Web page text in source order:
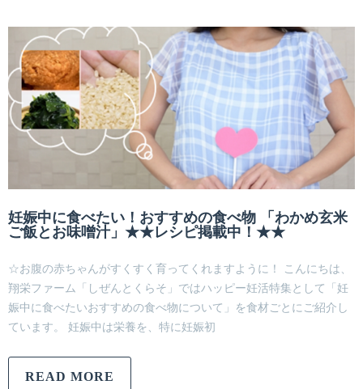
妊娠中に食べたい！おすすめの食べ物 「わかめ玄米
ご飯とお味噌汁」★★レシピ掲載中！★★
☆お腹の赤ちゃんがすくすく育ってくれますように！ こんにちは、
翔栄ファーム「しぜんとくらそ」ではハッピー妊活特集として「妊
娠中に食べたいおすすめの食べ物について」を食材ごとにご紹介し
ています。 妊娠中は栄養を、特に妊娠初
READ MORE